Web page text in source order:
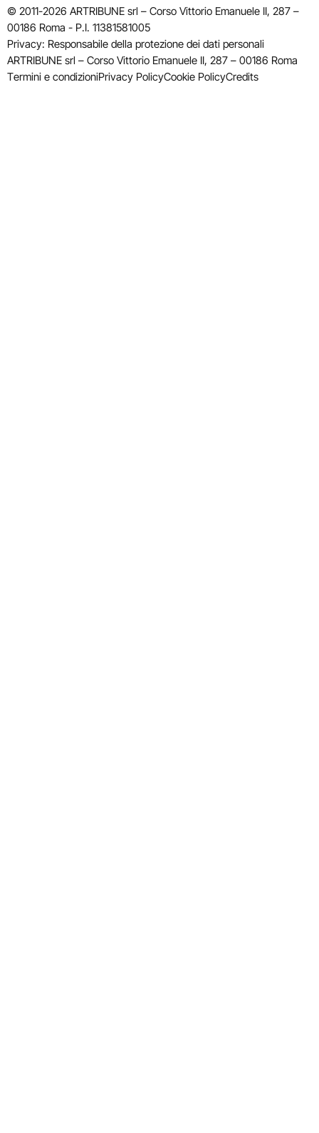
© 2011-2026 ARTRIBUNE srl – Corso Vittorio Emanuele II, 287 –
00186 Roma - P.I. 11381581005
Privacy: Responsabile della protezione dei dati personali
ARTRIBUNE srl – Corso Vittorio Emanuele II, 287 – 00186 Roma
Termini e condizioniPrivacy PolicyCookie PolicyCredits